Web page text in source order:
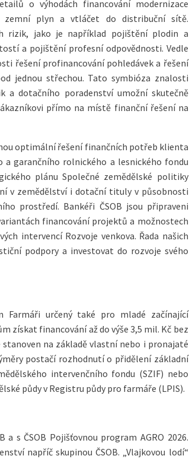
o výhodách financování modernizace
zemní plyn a vtláčet do distribuční sítě.
rizik, jako je například pojištění plodin a
a pojištění profesní odpovědnosti. Vedle
řešení profinancování pohledávek a řešení
jednou střechou. Tato symbióza znalosti
a dotačního poradenství umožní skutečně
přímo na místě finanční řešení na
optimální řešení finančních potřeb klienta
garančního rolnického a lesnického fondu
plánu Společné zemědělské politiky
v zemědělství i dotační tituly v působnosti
prostředí. Bankéři ČSOB jsou připraveni
financování projektů a možnostech
intervencí Rozvoje venkova. Řada našich
podpory a investovat do rozvoje svého
Farmáři určený také pro mladé začínající
získat financování až do výše 3,5 mil. Kč bez
na základě vlastní nebo i pronajaté
postačí rozhodnutí o přidělení základní
intervenčního fondu (SZIF) nebo
půdy v Registru půdy pro farmáře (LPIS).
s ČSOB Pojišťovnou program AGRO 2026.
napříč skupinou ČSOB. „Vlajkovou lodí“